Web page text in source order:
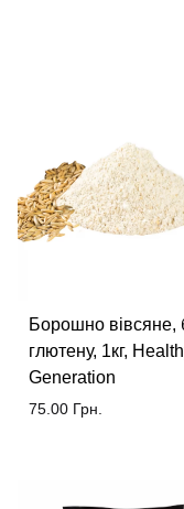
Борошно вівсяне,
глютену, 1кг,
Generation
75.00 Грн.